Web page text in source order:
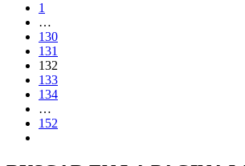
1
…
130
131
132
133
134
…
152